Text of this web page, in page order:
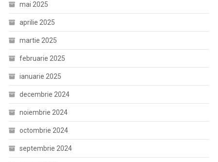
mai 2025
aprilie 2025
martie 2025
februarie 2025
ianuarie 2025
decembrie 2024
noiembrie 2024
octombrie 2024
septembrie 2024